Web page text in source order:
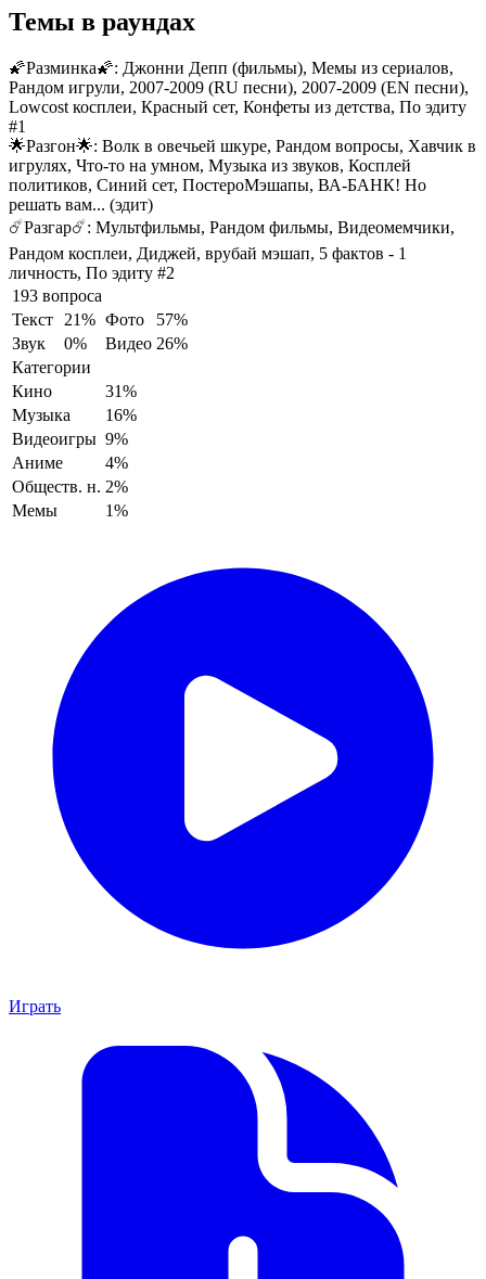
Темы в раундах
🌠Разминка🌠: Джонни Депп (фильмы), Мемы из сериалов,
Рандом игрули, 2007-2009 (RU песни), 2007-2009 (EN песни),
Lowcost косплеи, Красный сет, Конфеты из детства, По эдиту
#1
🌟Разгон🌟: Волк в овечьей шкуре, Рандом вопросы, Хавчик в
игрулях, Что-то на умном, Музыка из звуков, Косплей
политиков, Синий сет, ПостероМэшапы, ВА-БАНК! Но
решать вам... (эдит)
☄️Разгар☄️: Мультфильмы, Рандом фильмы, Видеомемчики,
Рандом косплеи, Диджей, врубай мэшап, 5 фактов - 1
личность, По эдиту #2
193 вопроса
Текст
21% Фото
57%
Звук
0% Видео 26%
Категории
Кино
31%
Музыка
16%
Видеоигры 9%
Аниме
4%
Обществ. н. 2%
Мемы
1%
Играть